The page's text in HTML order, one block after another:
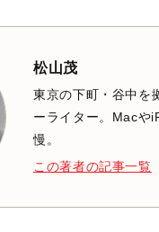
松山茂
東京の下町・谷中を
ーライター。Macや
慢。
この著者の記事一覧